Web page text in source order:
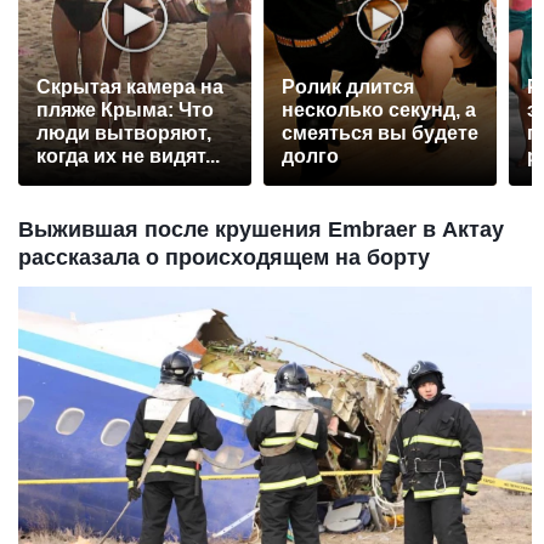
Скрытая камера на
пляже Крыма: Что
люди вытворяют,
когда их не видят...
Ролик длится
несколько секунд, а
смеяться вы будете
долго
Выжившая после крушения Embraer в Актау
рассказала о происходящем на борту